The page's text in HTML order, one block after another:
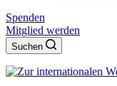
Spenden
Mitglied werden
Suchen